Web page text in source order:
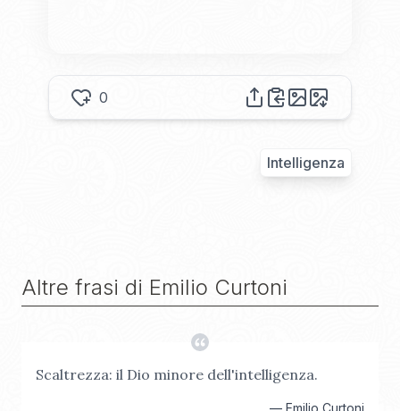
0
Intelligenza
Altre frasi di Emilio Curtoni
Scaltrezza: il Dio minore dell'intelligenza.
— Emilio Curtoni